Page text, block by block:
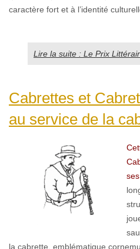
caractère fort et à l’identité
Lire la suite : Le Prix
Cabrettes et
au service de la
la cabrette, emblématique